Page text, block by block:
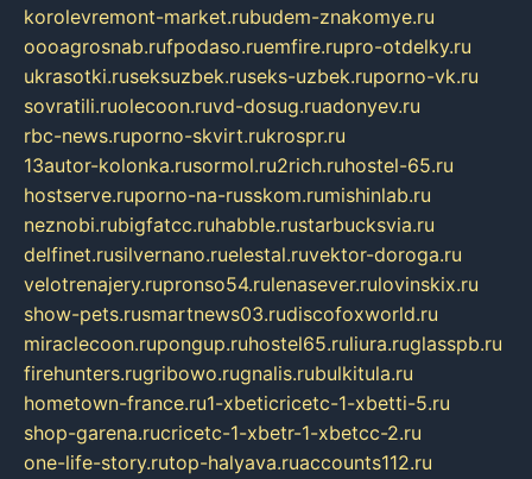
korolevremont-market.rubudem-znakomye.ru
oooagrosnab.rufpodaso.ruemfire.rupro-otdelky.ru
ukrasotki.ruseksuzbek.ruseks-uzbek.ruporno-vk.ru
sovratili.ruolecoon.ruvd-dosug.ruadonyev.ru
rbc-news.ruporno-skvirt.rukrospr.ru
13autor-kolonka.rusormol.ru2rich.ruhostel-65.ru
hostserve.ruporno-na-russkom.rumishinlab.ru
neznobi.rubigfatcc.ruhabble.rustarbucksvia.ru
delfinet.rusilvernano.ruelestal.ruvektor-doroga.ru
velotrenajery.rupronso54.rulenasever.rulovinskix.ru
show-pets.rusmartnews03.rudiscofoxworld.ru
miraclecoon.rupongup.ruhostel65.ruliura.ruglasspb.ru
firehunters.rugribowo.rugnalis.rubulkitula.ru
hometown-france.ru1-xbeticricetc-1-xbetti-5.ru
shop-garena.rucricetc-1-xbetr-1-xbetcc-2.ru
one-life-story.rutop-halyava.ruaccounts112.ru